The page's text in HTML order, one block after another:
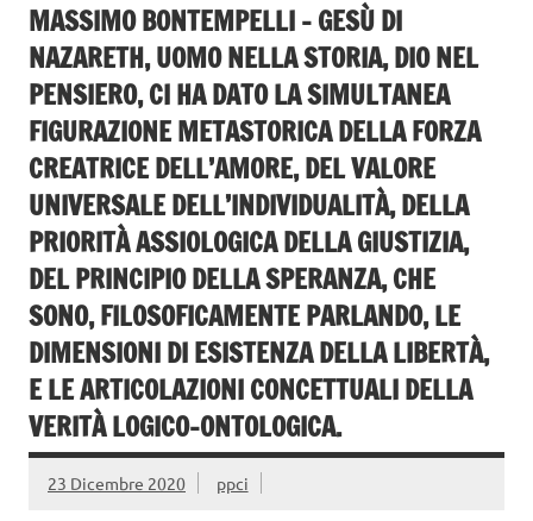
MASSIMO BONTEMPELLI – GESÙ DI
NAZARETH, UOMO NELLA STORIA, DIO NEL
PENSIERO, CI HA DATO LA SIMULTANEA
FIGURAZIONE METASTORICA DELLA FORZA
CREATRICE DELL’AMORE, DEL VALORE
UNIVERSALE DELL’INDIVIDUALITÀ, DELLA
PRIORITÀ ASSIOLOGICA DELLA GIUSTIZIA,
DEL PRINCIPIO DELLA SPERANZA, CHE
SONO, FILOSOFICAMENTE PARLANDO, LE
DIMENSIONI DI ESISTENZA DELLA LIBERTÀ,
E LE ARTICOLAZIONI CONCETTUALI DELLA
VERITÀ LOGICO-ONTOLOGICA.
23 Dicembre 2020 ppci